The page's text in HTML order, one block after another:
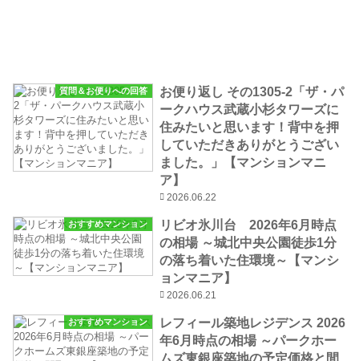
質問＆お便りへの回答
お便り返し その1305-2「ザ・パ
ークハウス武蔵小杉タワーズに
住みたいと思います！背中を押
していただきありがとうござい
ました。」【マンションマニ
ア】
2026.06.22
おすすめマンション
リビオ氷川台 2026年6月時点
の相場 ～城北中央公園徒歩1分
の落ち着いた住環境～【マンシ
ョンマニア】
2026.06.21
おすすめマンション
レフィール築地レジデンス 2026
年6月時点の相場 ～パークホー
ムズ東銀座築地の予定価格と間